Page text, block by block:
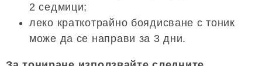
2 седмици;
леко краткотрайно боядисване с тоник
може да се направи за 3 дни.